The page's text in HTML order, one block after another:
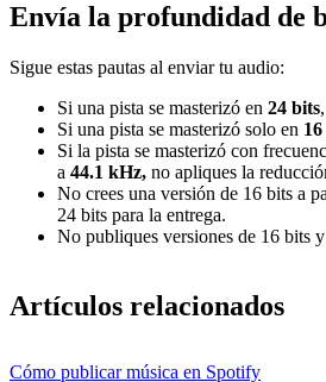
Envía la profundidad de
Sigue estas pautas al enviar tu audio:
Si una pista se masterizó en 24 bits
Si una pista se masterizó solo en
Si la pista se masterizó con
a 44.1 kHz, no apliques la
No crees una versión de 16 bits a
24 bits para la entrega.
No publiques versiones de 16 bits
Artículos relacionados
Cómo publicar música en Spotify